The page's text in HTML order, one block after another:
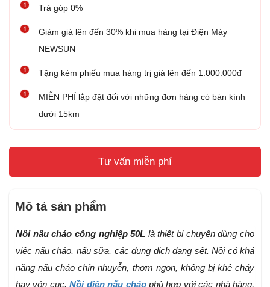
Trả góp 0%
Giảm giá lên đến 30% khi mua hàng tại Điện Máy
NEWSUN
Tặng kèm phiếu mua hàng trị giá lên đến 1.000.000đ
MIỄN PHÍ lắp đặt đối với những đơn hàng có bán kính
dưới 15km
Tư vấn miễn phí
Mô tả sản phẩm
Nồi nấu cháo công nghiệp 50L là thiết bị chuyên dùng cho
việc nấu cháo, nấu sữa, các dung dịch dạng sệt. Nồi có khả
năng nấu cháo chín nhuyễn, thơm ngon, không bị khê cháy
hay vón cục.Nồi điện nấu cháophù hợp với các nhà hàng,